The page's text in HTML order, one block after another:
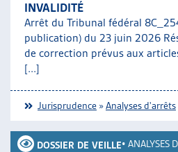
DOSSIERS DU MOIS
VEILLE
RESSOURCES
THÉMATIQUES
AUTRES
L’ASSOCIATION
INVALIDITÉ
Arrêt du Tribunal fédéral
publication) du 23 juin 2026
de correction prévus aux
[...]
Jurisprudence »Analyses d'arrêts
DOSSIER DE VEILLE• ANALYSES